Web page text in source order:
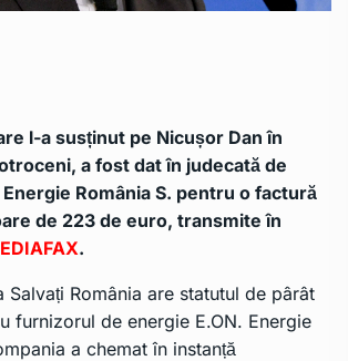
l-a susținut pe Nicușor Dan în
a fost dat în judecată de
Energie România S. pentru o factură
de 223 de euro, transmite în
.
Salvați România are statutul de pârât
furnizorul de energie E.ON. Energie
a chemat în instanță